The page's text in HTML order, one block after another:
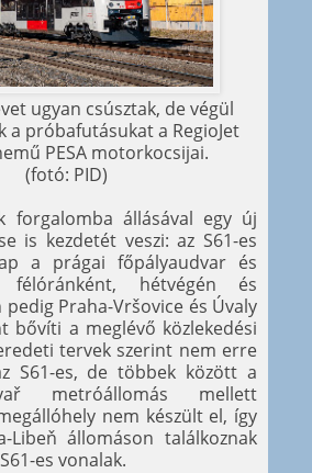
ugyan csúsztak, de végül
a próbafutásukat a RegioJet
PESA motorkocsijai.
(fotó: PID)
forgalomba állásával egy új
is kezdetét veszi: az S61-es
a prágai főpályaudvar és
hétvégén és
Praha-Vršovice és Úvaly
bővíti a meglévő közlekedési
tervek szerint nem erre
S61-es, de többek között a
metróállomás mellett
nem készült el, így
Libeň állomáson találkoznak
es vonalak.